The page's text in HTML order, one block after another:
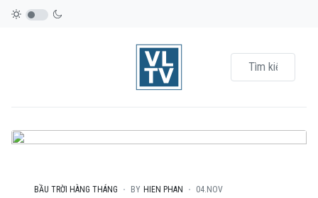
BẦU TRỜI HÀNG THÁNG BY HIEN PHAN 04.NOV